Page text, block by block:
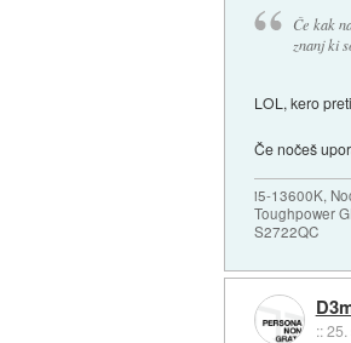
Če kak
znanj ki
LOL, kero
Če nočeš
i5-13600K,
Toughpower
S2722QC
::25.